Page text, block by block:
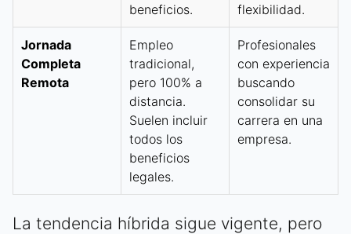
beneficios.
flexibilidad.
Jornada
Completa
Remota
Empleo
tradicional,
pero 100% a
distancia.
Suelen incluir
todos los
beneficios
legales.
Profesionales
con experiencia
buscando
consolidar su
carrera en una
empresa.
La tendencia híbrida sigue vigente, pero